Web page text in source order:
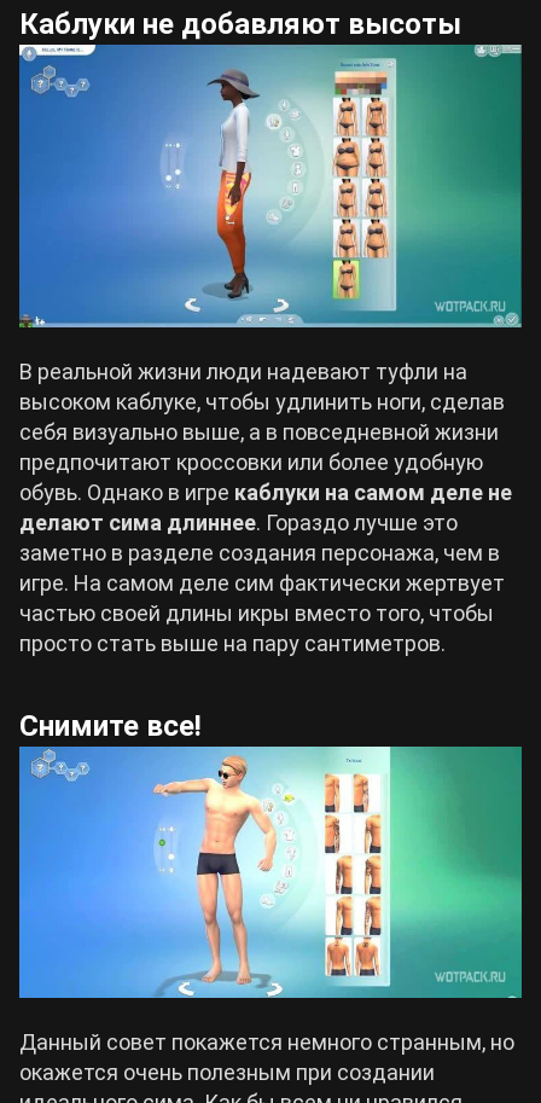
Каблуки не добавляют высоты
В реальной жизни люди надевают туфли на
высоком каблуке, чтобы удлинить ноги, сделав
себя визуально выше, а в повседневной жизни
предпочитают кроссовки или более удобную
обувь. Однако в игре каблуки на самом деле не
делают сима длиннее. Гораздо лучше это
заметно в разделе создания персонажа, чем в
игре. На самом деле сим фактически жертвует
частью своей длины икры вместо того, чтобы
просто стать выше на пару сантиметров.
Снимите все!
Данный совет покажется немного странным, но
окажется очень полезным при создании